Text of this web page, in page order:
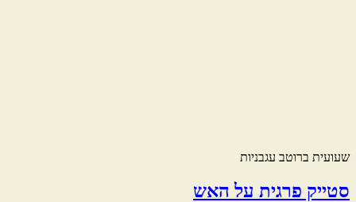
שעועית ברוטב עגבניות
סטייק פרגית על האש